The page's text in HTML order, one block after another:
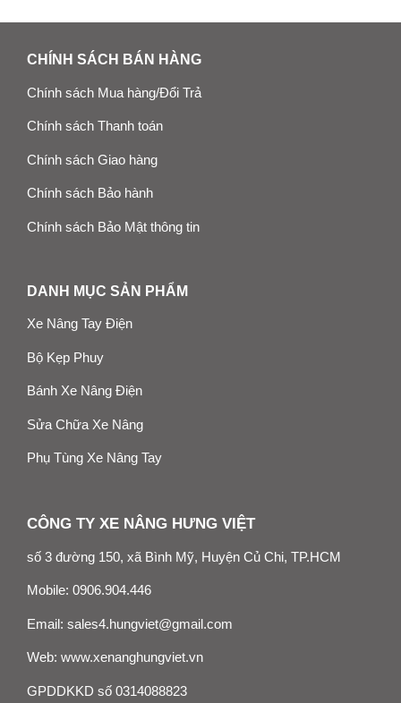
CHÍNH SÁCH BÁN HÀNG
Chính sách Mua hàng/Đổi Trả
Chính sách Thanh toán
Chính sách Giao hàng
Chính sách Bảo hành
Chính sách Bảo Mật thông tin
DANH MỤC SẢN PHẨM
Xe Nâng Tay Điện
Bộ Kẹp Phuy
Bánh Xe Nâng Điện
Sửa Chữa Xe Nâng
Phụ Tùng Xe Nâng Tay
CÔNG TY XE NÂNG HƯNG VIỆT
số 3 đường 150, xã Bình Mỹ, Huyện Củ Chi, TP.HCM
Mobile: 0906.904.446
Email: sales4.hungviet@gmail.com
Web: www.xenanghungviet.vn
GPDDKKD số 0314088823